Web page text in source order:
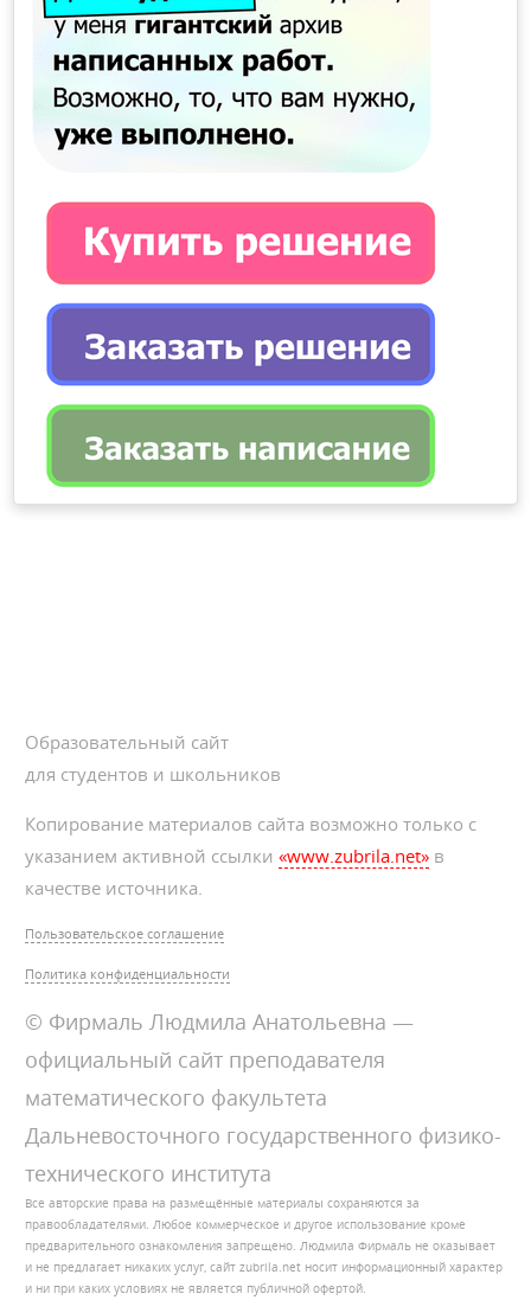
Образовательный сайт
для студентов и школьников
Копирование материалов сайта возможно только с
указанием активной ссылки«www.zubrila.net» в
качестве источника.
Пользовательское соглашение
Политика конфиденциальности
© Фирмаль Людмила Анатольевна —
официальный сайт преподавателя
математического факультета
Дальневосточного государственного физико-
технического института
Все авторские права на размещённые материалы сохраняются за
правообладателями. Любое коммерческое и другое использование кроме
предварительного ознакомления запрещено. Людмила Фирмаль не оказывает
и не предлагает никаких услуг, сайт zubrila.net носит информационный характер
и ни при каких условиях не является публичной офертой.